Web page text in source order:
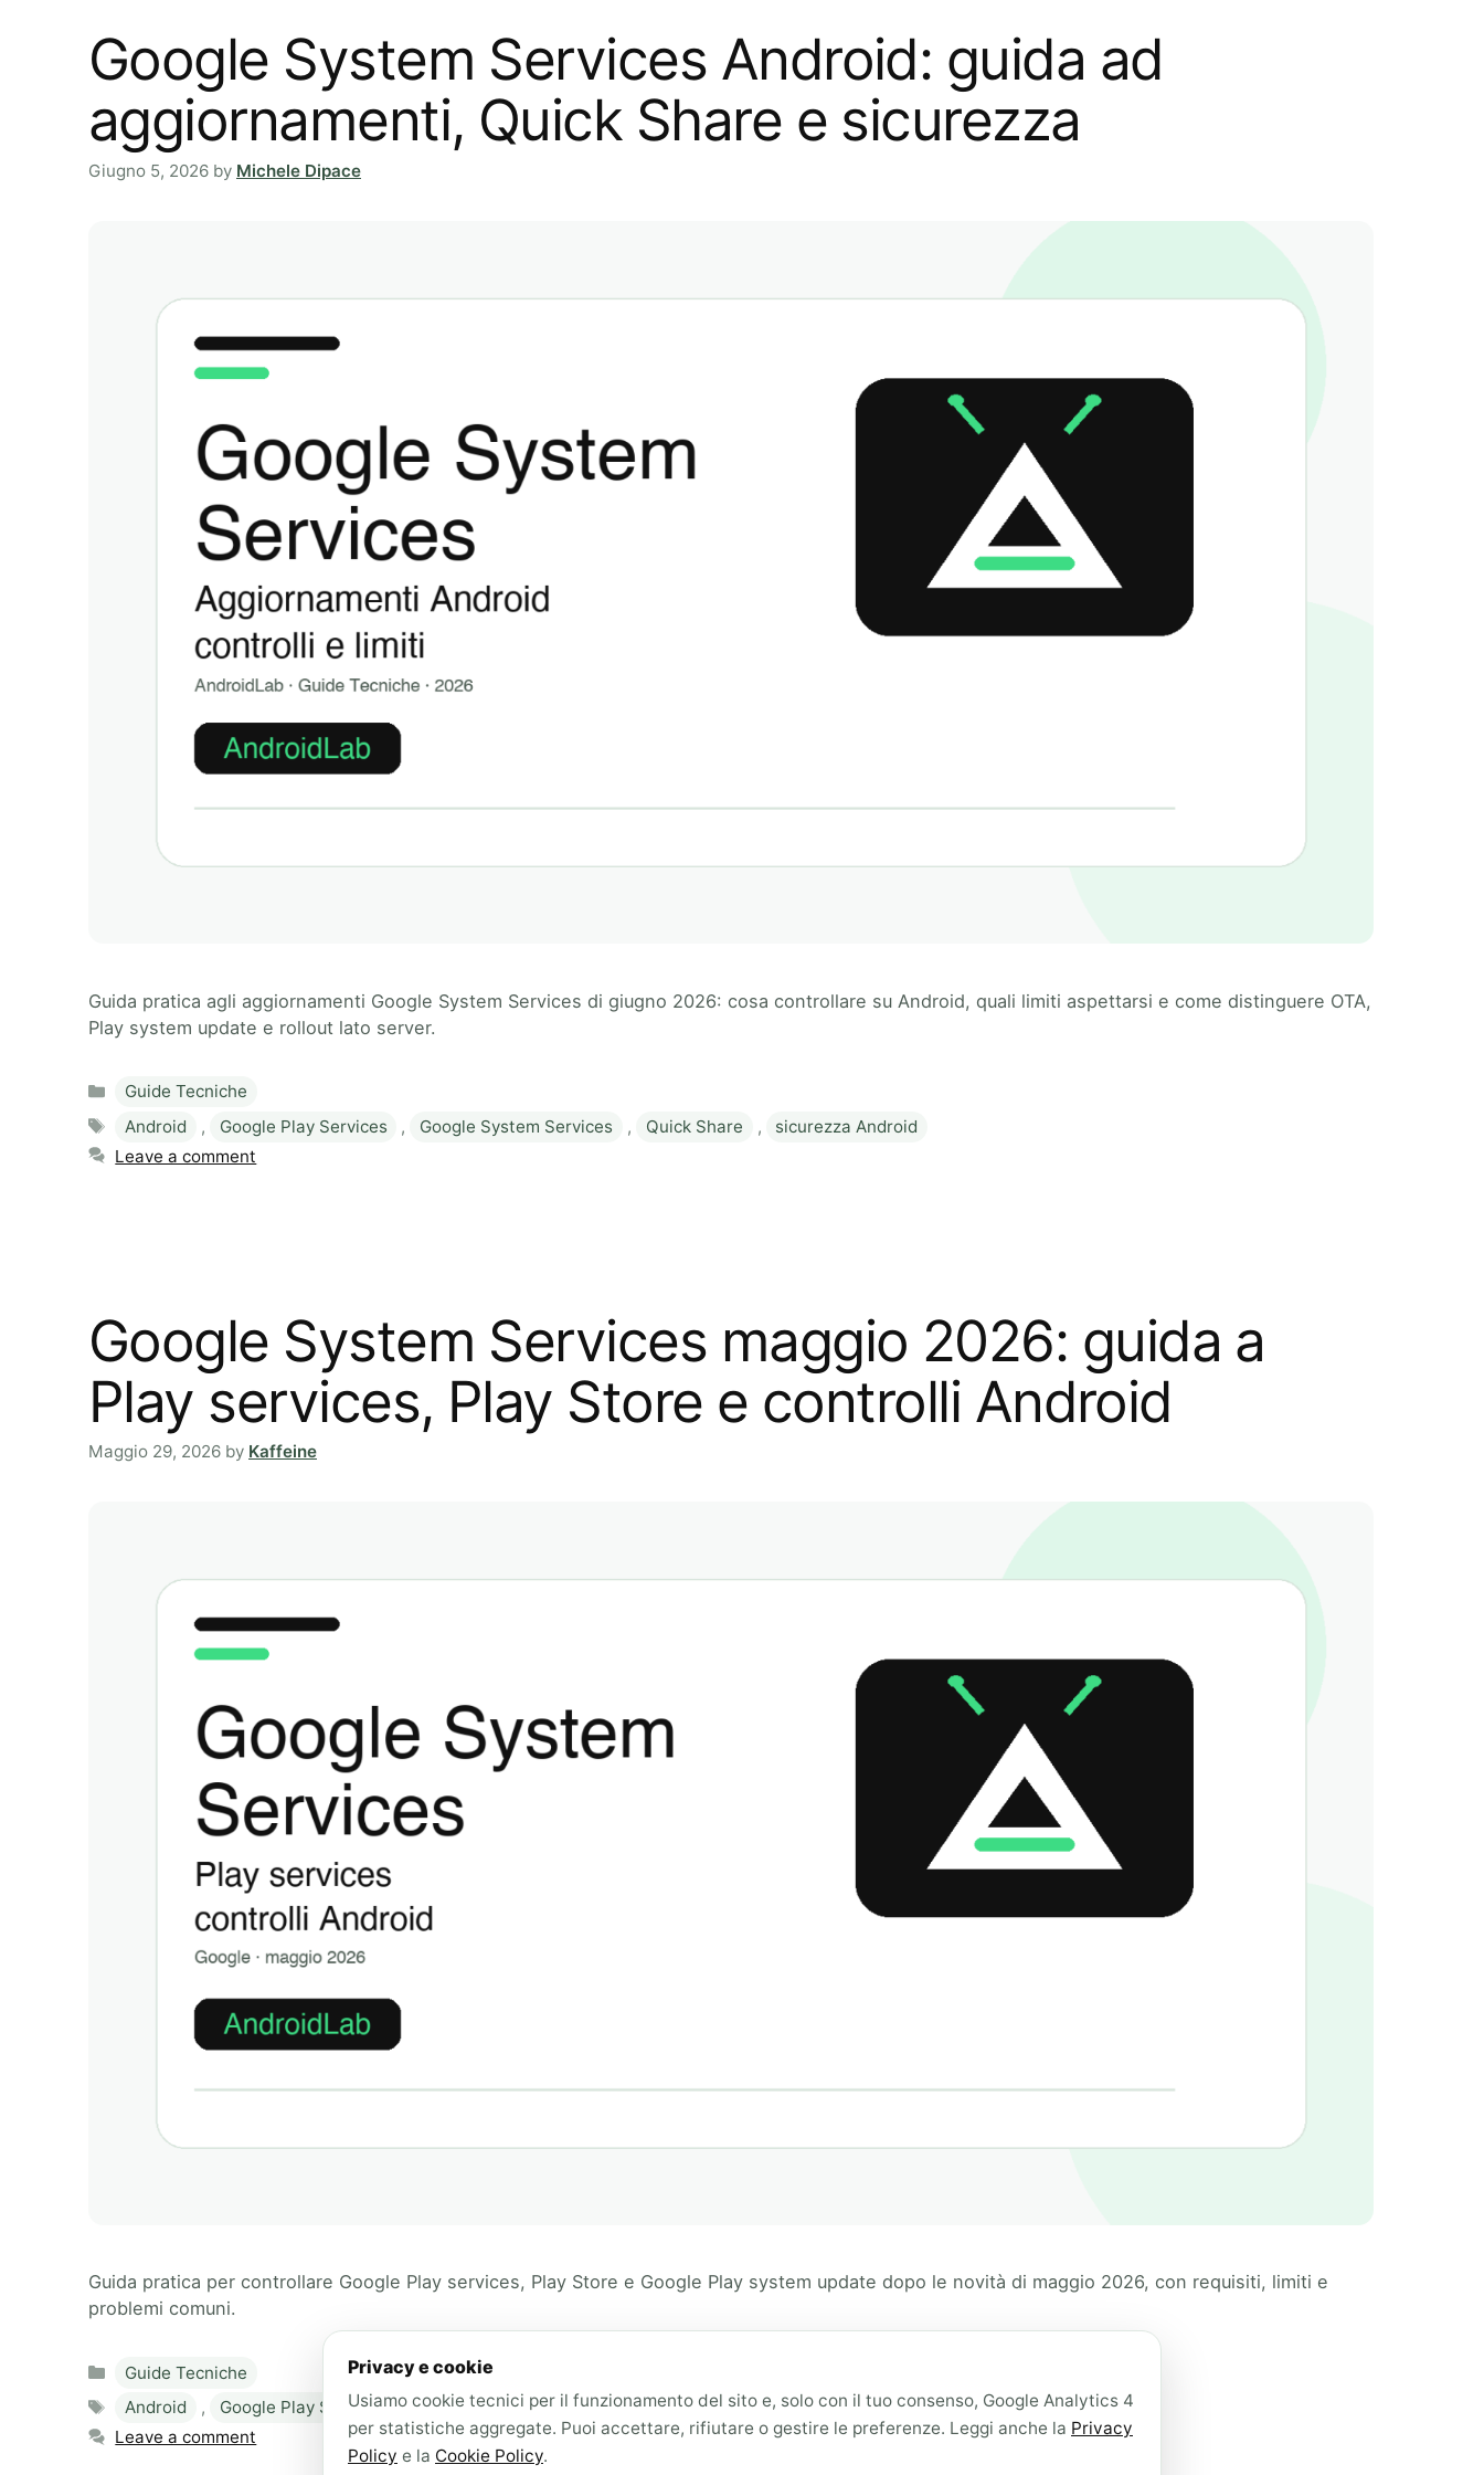
Google System Services Android: guida ad
aggiornamenti, Quick Share e sicurezza
Giugno 5, 2026 by Michele Dipace
Guida pratica agli aggiornamenti Google System Services di giugno 2026: cosa controllare su Android, quali limiti aspettarsi e come distinguere OTA,
Play system update e rollout lato server.
Categories
Guide Tecniche
Tags
Android , Google Play Services , Google System Services , Quick Share ,
sicurezza Android
Leave a comment
Google System Services maggio 2026: guida a
Play services, Play Store e controlli Android
Maggio 29, 2026 by Kaffeine
Guida pratica per controllare Google Play services, Play Store e Google Play system update dopo le novità di maggio 2026, con requisiti, limiti e
problemi comuni.
Categories
Guide Tecniche
Tags
Android , Google Play Services , Google System Services , Guide Tecniche , Play Store
Leave a comment
Privacy e cookie
Usiamo cookie tecnici per il funzionamento del sito e, solo con il tuo consenso, Google Analytics 4
per statistiche aggregate. Puoi accettare, rifiutare o gestire le preferenze. Leggi anche la Privacy
Policy e la Cookie Policy.